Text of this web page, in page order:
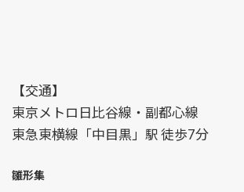
【交通】
東京メトロ日比谷線・副都心線
東急東横線「中目黒」駅 徒歩7分
雛形集